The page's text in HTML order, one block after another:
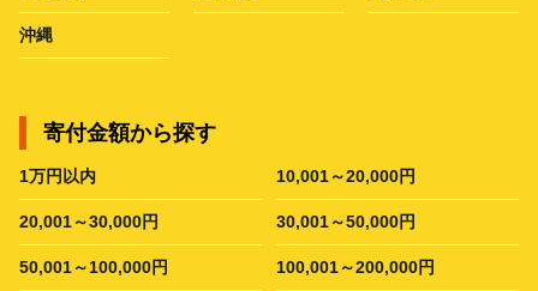
沖縄
寄付金額から探す
1万円以内 10,001～20,000円
20,001～30,000円 30,001～50,000円
50,001～100,000円 100,001～200,000円